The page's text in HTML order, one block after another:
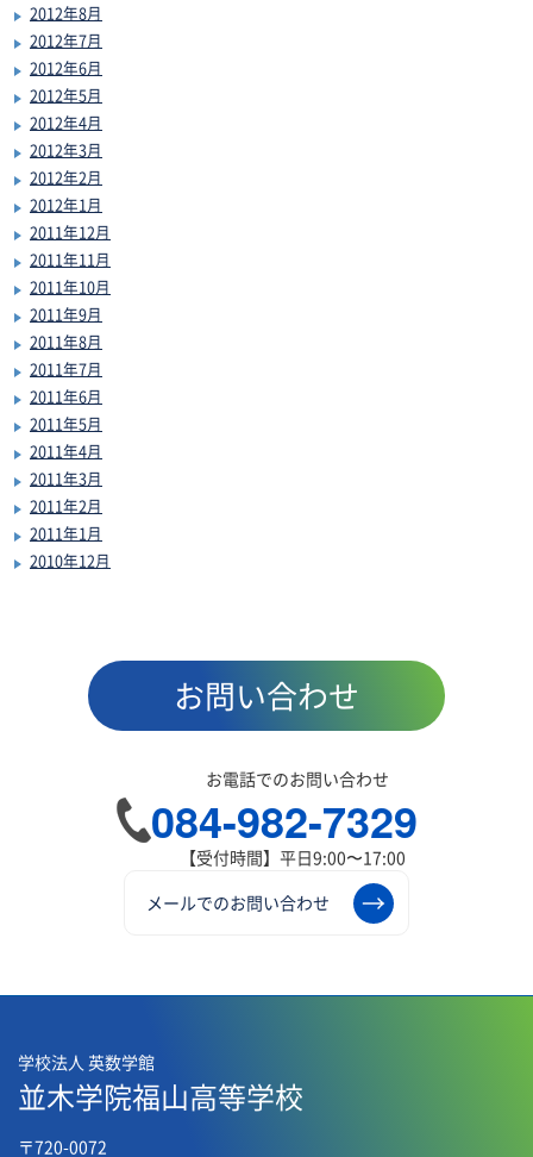
2012年8月
2012年7月
2012年6月
2012年5月
2012年4月
2012年3月
2012年2月
2012年1月
2011年12月
2011年11月
2011年10月
2011年9月
2011年8月
2011年7月
2011年6月
2011年5月
2011年4月
2011年3月
2011年2月
2011年1月
2010年12月
お問い合わせ
お電話でのお問い合わせ
084-982-7329
【受付時間】平日9:00〜17:00
メールでのお問い合わせ
学校法人 英数学館
並木学院福山高等学校
〒720-0072